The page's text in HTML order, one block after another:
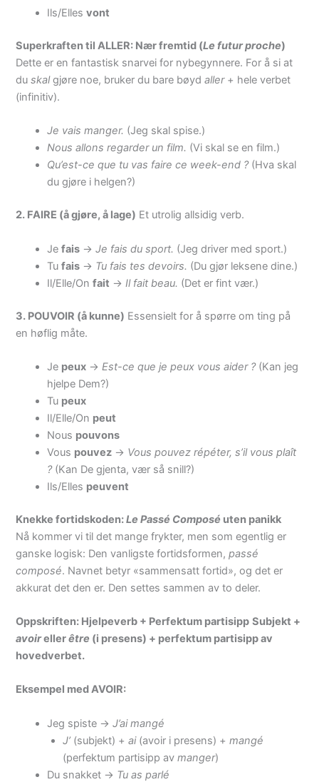
Ils/Ellesvont
Superkraften til ALLER: Nær fremtid (Le futur proche)
Dette er en fantastisk snarvei for nybegynnere. For å si at
duskalgjøre noe, bruker du bare bøydaller+ hele verbet
(infinitiv).
Je vais manger. (Jeg skal spise.)
Nous allons regarder un film. (Vi skal se en film.)
Qu’est-ce que tu vas faire ce week-end ?(Hva skal
du gjøre i helgen?)
2. FAIRE (å gjøre, å lage) Et utrolig allsidig verb.
Jefais ->Je fais du sport. (Jeg driver med sport.)
Tufais -> Tu fais tes devoirs. (Du gjør leksene dine.)
Il/Elle/Onfait ->Il fait beau. (Det er fint vær.)
3. POUVOIR (å kunne) Essensielt for å spørre om ting på
en høflig måte.
Je peux ->Est-ce que je peux vous aider ?(Kan jeg
hjelpe Dem?)
Tu peux
Il/Elle/On peut
Nous pouvons
Vous pouvez -> Vous pouvez répéter, s’il vous plaît
?(Kan De gjenta, vær så snill?)
Ils/Elles peuvent
Knekke fortidskoden:Le Passé Composé uten panikk
Nå kommer vi til det mange frykter, men som egentlig er
ganske logisk: Den vanligste fortidsformen,passé
composé. Navnet betyr «sammensatt fortid», og det er
akkurat det den er. Den settes sammen av to deler.
Oppskriften: Hjelpeverb + Perfektum partisipp Subjekt +
avoirellerêtre (i presens) + perfektum partisipp av
hovedverbet.
Eksempel med AVOIR:
Jeg spiste ->J’ai mangé
J’ (subjekt) +ai(avoir i presens) +mangé
(perfektum partisipp avmanger)
Du snakket -> Tu as parlé